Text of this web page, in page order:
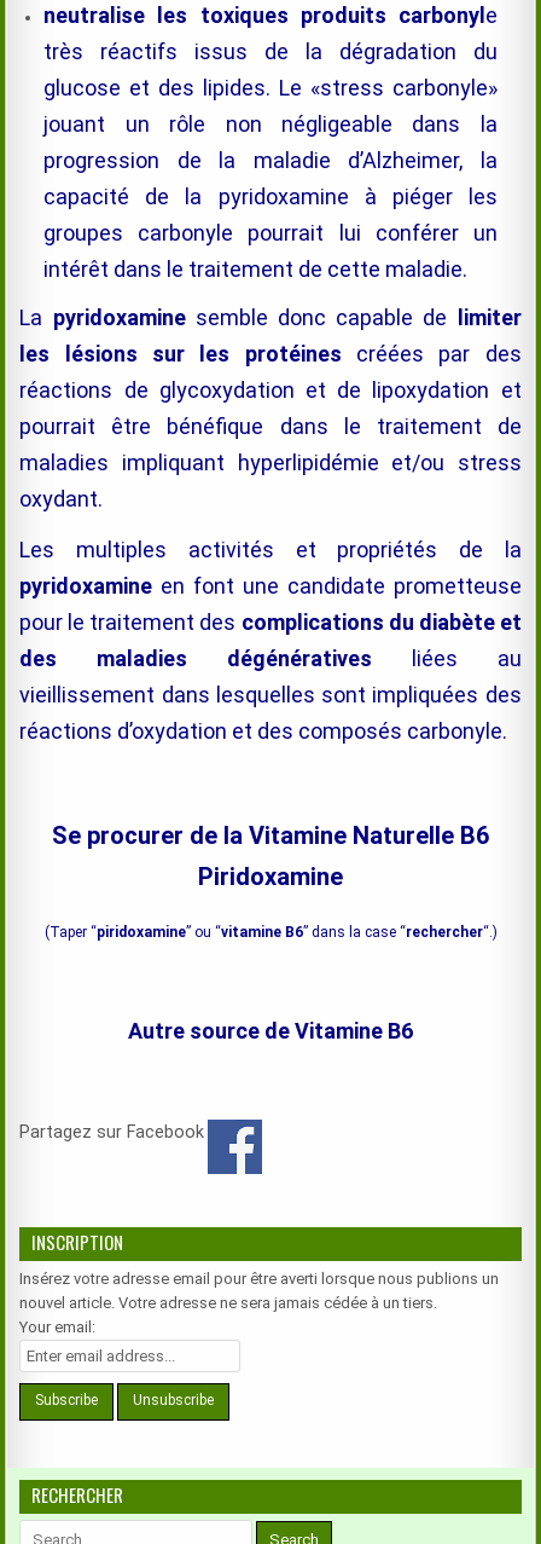
neutralise les toxiques produits carbonyle
très réactifs issus de la dégradation du
glucose et des lipides. Le «stress carbonyle»
jouant un rôle non négligeable dans la
progression de la maladie d’Alzheimer, la
capacité de la pyridoxamine à piéger les
groupes carbonyle pourrait lui conférer un
intérêt dans le traitement de cette maladie.
La pyridoxamine semble donc capable de limiter
les lésions sur les protéines créées par des
réactions de glycoxydation et de lipoxydation et
pourrait être bénéfique dans le traitement de
maladies impliquant hyperlipidémie et/ou stress
oxydant.
Les multiples activités et propriétés de la
pyridoxamine en font une candidate prometteuse
pour le traitement des complications du diabète et
des maladies dégénératives liées au
vieillissement dans lesquelles sont impliquées des
réactions d’oxydation et des composés carbonyle.
Se procurer de la Vitamine Naturelle B6
Piridoxamine
(Taper “piridoxamine” ou “vitamine B6” dans la case “rechercher“.)
Autre source de Vitamine B6
Partagez sur Facebook
INSCRIPTION
Insérez votre adresse email pour être averti lorsque nous publions un
nouvel article. Votre adresse ne sera jamais cédée à un tiers.
Your email:
RECHERCHER
Search